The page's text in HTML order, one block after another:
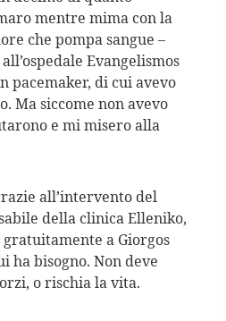
mentre mima con la
che pompa sangue –
Evangelismos
pacemaker, di cui avevo
Ma siccome non avevo
e mi misero alla
all’intervento del
della clinica Elleniko,
a Giorgos
ha bisogno. Non deve
o rischia la vita.